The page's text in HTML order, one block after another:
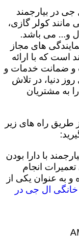
جی در بیارجمند
مانند کولر گازی،
و... می باشد.
های مجاز
است که با ارائه
و ضمانت خدمات و
دنیا، در تلاش
به مشتریان
طریق راه های زیر
با دارا بودن
انجام
به عنوان یکی از
خانگی ال جی در